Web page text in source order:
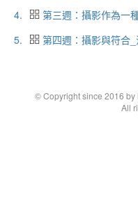
4.
第三週：攝影作為一
5.
第四週：攝影與符合
© Copyright since 2016 by
All